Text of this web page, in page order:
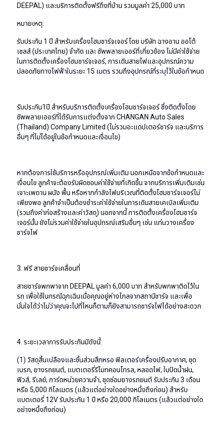
DEEPAL) และบริการติดตั้งฟรีถึงที่บ้าน รวมมูลค่า 25,000 บาท
หมายเหตุ:
รับประกัน 1 ปี สำหรับเครื่องโฮมชาร์จเจอร์ โดย บริษัท ฉางอาน ออโต้
เซลส์ (ประเทศไทย) จำกัด และ ซัพพลายเออร์ที่เกี่ยวข้อง ไม่มีค่าใช้จ่าย
ในการติดตั้งเครื่องโฮมชาร์จเจอร์, การเดินสายไฟและอุปกรณ์ความ
ปลอดภัยทางไฟฟ้าในระยะ 15 เมตร รวมถึงอุปกรณ์ที่ระบุไว้ในข้อกำหนด
รับประกัน1ปี สำหรับบริการติดตั้งเครื่องโฮมชาร์จเจอร์ ซึ่งติดตั้งโดย
ซัพพลายเออร์ที่ได้รับการแต่งตั้งจาก CHANGAN Auto Sales
(Thailand) Company Limited (ไม่รวมอะแดปเตอร์ชาร์จ และบริการ
อื่นๆ ที่ไม่ได้อยู่ในข้อกำหนดและเงื่อนไข)
หากต้องการใช้บริการหรืออุปกรณ์เพิ่มเติม นอกเหนือจากข้อกำหนดและ
เงื่อนไข ลูกค้าจะต้องรับผิดชอบค่าใช้จ่ายที่เกิดขึ้น จากบริการเพิ่มเติมเช่น
เจาะเพดาน ผนัง พื้น หรือหากกำลังไฟบริเวณที่ติดตั้งโฮมชาร์จเจอร์ไม่
เพียงพอ ลูกค้าจำเป็นต้องชำระค่าใช้จ่ายในการเดินสายเคเบิลเพิ่มเติม
(รวมถึงค่าก่อสร้างและค่าวัสดุ) นอกจากนี้ การติดตั้งเครื่องโฮมชาร์จ
เจอร์นั้น ยังไม่รวมค่าใช้จ่ายในอุปกรณ์เสริมอื่นๆ เช่น แท่นวางเครื่อง
ชาร์จไฟ
3. ฟรี สายชาร์จเคลื่อนที่
สายชาร์จพกพาจาก DEEPAL มูลค่า 6,000 บาท สำหรับพกพาติดไว้ใน
รถ เพื่อใช้ในกรณีฉุกเฉินเมื่อคุณอยู่ห่างไกลจากสถานีชาร์จ และเพื่อ
มั่นใจได้ว่าไม่ว่าคุณจะไปที่ไหนก็ตามก็ยังสามารถชาร์จไฟได้อย่างสะดวก
4. ระยะเวลาการรับประกันมีดังนี้:
(1) วัสดุสิ้นเปลืองและชิ้นส่วนสึกหรอ ฟิลเตอร์เครื่องปรับอากาศ, ชุด
เบรก, ยางรถยนต์, แบตเตอรี่รีโมทคอนโทรล, หลอดไฟ, ใบปัดน้ำฝน,
ฟิวส์, รีเลย์, การ์ดหน่วยความจำ, ชุดซ่อมยางรถยนต์ รับประกัน 3 เดือน
หรือ 5,000 กิโลเมตร (แล้วแต่อย่างใดอย่างหนึ่งถึงก่อน) สำหรับ
แบตเตอรี่ 12V รับประกัน 1 ปี หรือ 20,000 กิโลเมตร (แล้วแต่อย่างใด
อย่างหนึ่งถึงก่อน)